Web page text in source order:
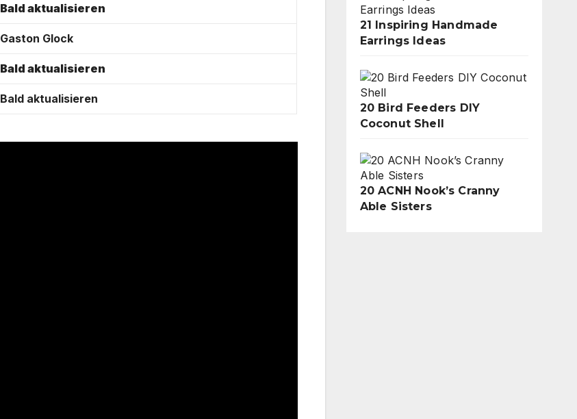
Bald aktualisieren
Gaston Glock
Bald aktualisieren
Bald aktualisieren
21 Inspiring Handmade
Earrings Ideas
20 Bird Feeders DIY
Coconut Shell
20 ACNH Nook’s Cranny
Able Sisters